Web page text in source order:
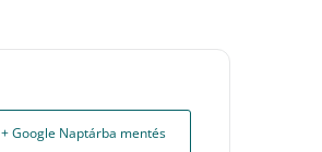
+ Google Naptárba mentés